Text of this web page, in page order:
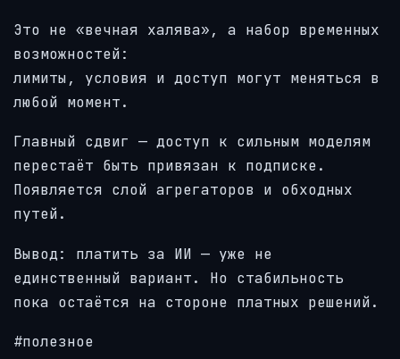
Это не «вечная халява», а набор временных
возможностей:
лимиты, условия и доступ могут меняться в
любой момент.
Главный сдвиг — доступ к сильным моделям
перестаёт быть привязан к подписке.
Появляется слой агрегаторов и обходных
путей.
Вывод: платить за ИИ — уже не
единственный вариант. Но стабильность
пока остаётся на стороне платных решений.
#полезное